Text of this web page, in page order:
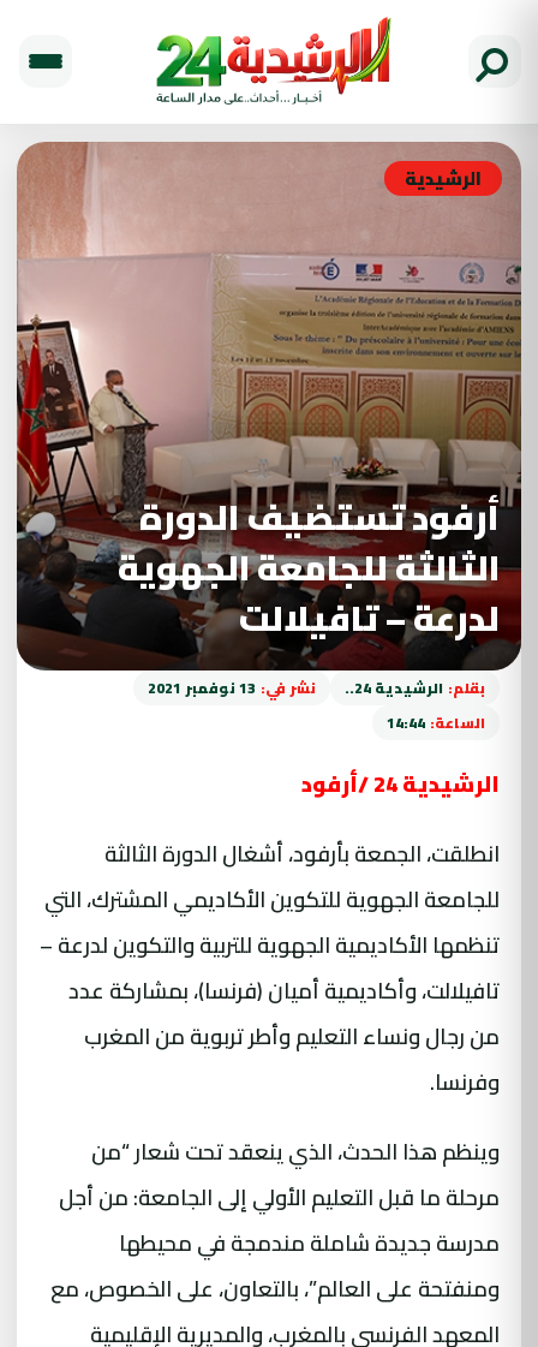
الرشيدية
أرفود تستضيف الدورة
الثالثة للجامعة الجهوية
لدرعة – تافيلالت
بقلم: الرشيدية 24.. نشر في: 13 نوفمبر 2021
الساعة: 14:44
الرشيدية 24 /أرفود
انطلقت، الجمعة بأرفود، أشغال الدورة الثالثة
للجامعة الجهوية للتكوين الأكاديمي المشترك، التي
تنظمها الأكاديمية الجهوية للتربية والتكوين لدرعة –
تافيلالت، وأكاديمية أميان (فرنسا)، بمشاركة عدد
من رجال ونساء التعليم وأطر تربوية من المغرب
وفرنسا.
وينظم هذا الحدث، الذي ينعقد تحت شعار “من
مرحلة ما قبل التعليم الأولي إلى الجامعة: من أجل
مدرسة جديدة شاملة مندمجة في محيطها
ومنفتحة على العالم”، بالتعاون، على الخصوص، مع
المعهد الفرنسي بالمغرب، والمديرية الإقليمية